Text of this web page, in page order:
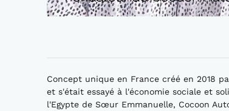
Concept unique en France créé en 2018
et s'était essayé à l'économie sociale et
l'Egypte de Sœur Emmanuelle, Cocoon